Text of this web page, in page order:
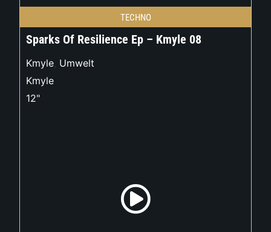
TECHNO
Sparks Of Resilience Ep – Kmyle 08
Kmyle, Umwelt
Kmyle
12"